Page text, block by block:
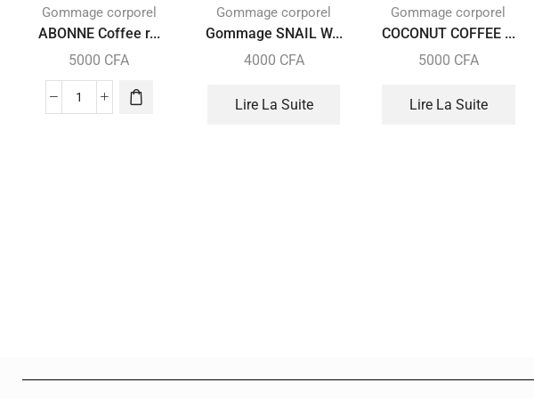
Gommage corporel
ABONNE Coffee r...
5000 CFA
Gommage corporel
Gommage SNAIL W...
4000 CFA
Lire La Suite
Gommage corporel
COCONUT COFFEE ...
5000 CFA
Lire La Suite